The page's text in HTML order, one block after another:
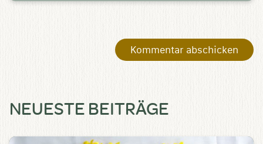
NEUESTE BEITRÄGE